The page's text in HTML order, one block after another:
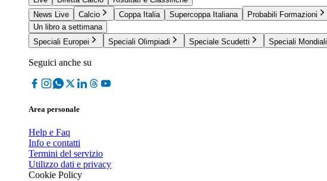
News Live
Calcio Coppa Italia Supercoppa Italiana Probabili Formazioni
Un libro a settimana
Speciali Europei
Speciali Olimpiadi Speciale Scudetti Speciali Mondiali
Seguici anche su
Area personale
Help e Faq
Info e contatti
Termini del servizio
Utilizzo dati e privacy
Cookie Policy